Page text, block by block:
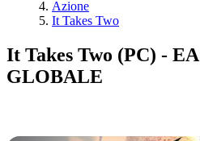
Azione
It Takes Two
It Takes Two (PC) -
GLOBALE